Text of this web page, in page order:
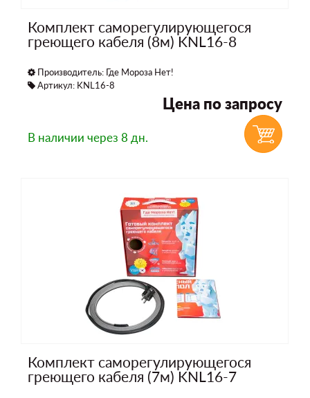
Комплект саморегулирующегося
греющего кабеля (8м) KNL16-8
Производитель: Где Мороза Нет!
Артикул: KNL16-8
Цена по запросу
В наличии через 8 дн.
Комплект саморегулирующегося
греющего кабеля (7м) KNL16-7